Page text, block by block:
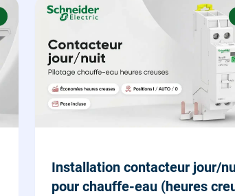
Installation contacteur jour/
pour chauffe-eau (heures